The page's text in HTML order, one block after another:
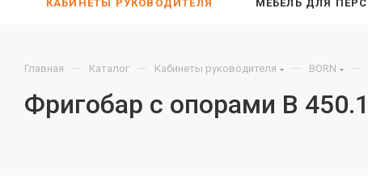
КАБИНЕТЫ РУКОВОДИТЕЛЯ МЕБЕЛЬ ДЛЯ
Главная — Каталог — Кабинеты руководителя — BORN —
Фригобар с опорами B